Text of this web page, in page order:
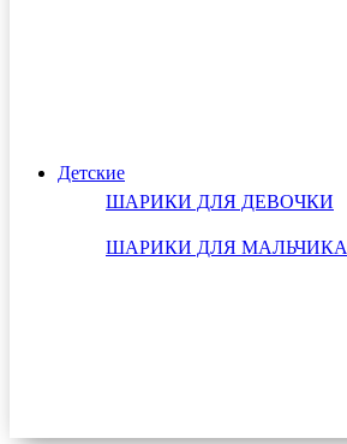
Детские
ШАРИКИ ДЛЯ ДЕВОЧКИ
ШАРИКИ ДЛЯ МАЛЬЧИКА